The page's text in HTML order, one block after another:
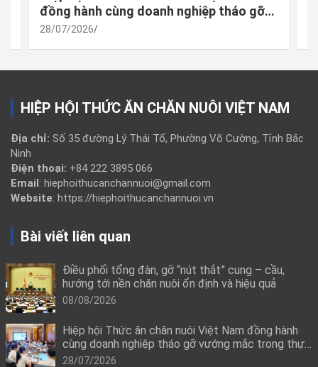
đồng hành cùng doanh nghiệp tháo gỡ
vướng mắc trong thực thi quy định mới
28/07/2026
HIỆP HỘI THỨC ĂN CHĂN NUÔI VIỆT NAM
Địa chỉ: Số 35 đường Lý Thái Tổ, Phường Võ Cường, Tỉnh Bắc
Ninh
Điện thoại: +84 222 3895 066
Email: hiephoithucanchannuoi@gmail.com
Website: https://hiephoithucanchannuoi.vn
Bài viết liên quan
Điều phối tổng đàn, gỡ “nút thắt” cung – cầu,
hướng tới nền chăn nuôi ổn định và hiệu quả
08/08/2026
Hiệp hội Thức ăn chăn nuôi Việt Nam đồng hành
cùng doanh nghiệp tháo gỡ vướng mắc trong thực
thi quy định mới về công bố hợp quy
28/07/2026